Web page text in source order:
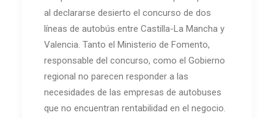
al declararse desierto el concurso de dos
líneas de autobús entre Castilla-La Mancha y
Valencia. Tanto el Ministerio de Fomento,
responsable del concurso, como el Gobierno
regional no parecen responder a las
necesidades de las empresas de autobuses
que no encuentran rentabilidad en el negocio.